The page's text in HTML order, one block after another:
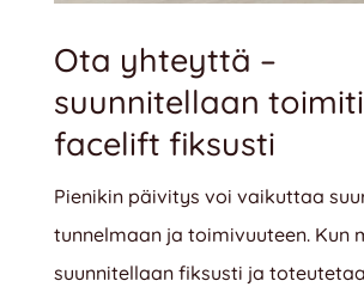
Ota yhteyttä –
suunnitellaan
facelift fiksusti
Pienikin päivitys voi vaikuttaa
tunnelmaan ja toimivuuteen. Kun
suunnitellaan fiksusti ja